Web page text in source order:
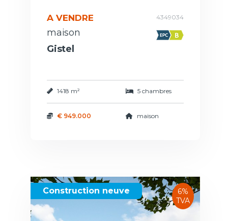
A VENDRE 4349034
maison
Gistel
1418 m² 5 chambres
€ 949.000 maison
Construction neuve
6%
TVA